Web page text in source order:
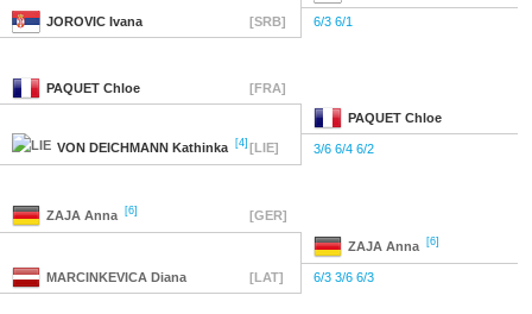
JOROVIC Ivana [SRB] 6/3 6/1
PAQUET Chloe [FRA]
PAQUET Chloe
VON DEICHMANN Kathinka [4] [LIE] 3/6 6/4 6/2
ZAJA Anna [6] [GER]
ZAJA Anna [6]
MARCINKEVICA Diana [LAT] 6/3 3/6 6/3